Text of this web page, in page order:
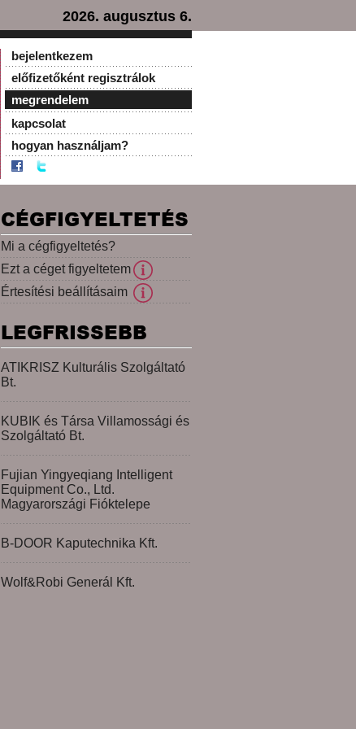
2026. augusztus 6.
bejelentkezem
előfizetőként regisztrálok
megrendelem
kapcsolat
hogyan használjam?
CÉGFIGYELTETÉS
Mi a cégfigyeltetés?
Ezt a céget figyeltetem
Értesítési beállításaim
LEGFRISSEBB
ATIKRISZ Kulturális Szolgáltató
Bt.
KUBIK és Társa Villamossági és
Szolgáltató Bt.
Fujian Yingyeqiang Intelligent
Equipment Co., Ltd.
Magyarországi Fióktelepe
B-DOOR Kaputechnika Kft.
Wolf&Robi Generál Kft.